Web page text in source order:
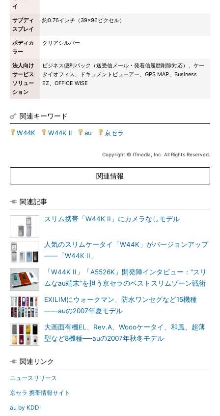
イ
サブディ
スプレイ
約0.76インチ（39×96ピクセル）
ボディカ
ラー
クリアシルバー
法人向け
サービス
ソリュー
ション
ビジネス便利パック（送受信メール・発着信履歴削除対応）、ケー
タイオフィス、ドキュメントビューアー、GPS MAP、Business
EZ、OFFICE WISE
関連キーワード
W44K W44K II au 京セラ
Copyright © ITmedia, Inc. All Rights Reserved.
関連情報
関連記事
スリム携帯「W44K II」にカメラなしモデル
人気のスリムケータイ「W44K」がバージョンアップ
――「W44K II」
「W44K II」「A5526K」開発陣インタビュー：“スリ
ムなau端末”を担う京セラのベストスリムゾーン戦術
EXILIMにウォークマン、防水ワンセグなど15機種
――auの2007年夏モデル
大画面有機EL、Rev.A、Woooケータイ、和風、超薄
型など8機種──auの2007年秋冬モデル
関連リンク
ニュースリリース
京セラ 携帯情報サイト
au by KDDI